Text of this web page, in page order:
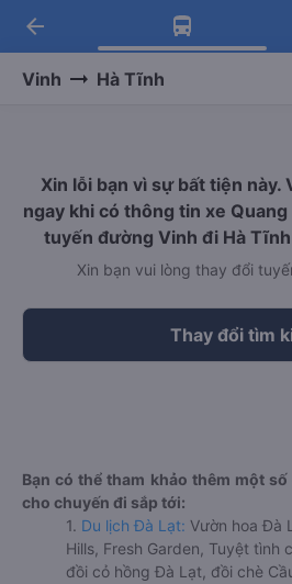
Tải app Vexere ngay!
Nhận ưu đãi thành viên
Tải app Vexere
-30k/ghế khi đặt vé
arrow_back
Vinh Hà Tĩnh
Xin lỗi bạn vì sự bất tiện này.
ngay khi có thông tin xe
tuyến đường Vinh đi Hà
Xin bạn vui lòng thay đổi
Thay đổi tìm
Bạn có thể tham khảo thêm một
cho chuyến đi sắp tới:
1. Du lịch Đà Lạt: Vườn hoa Đà
Hills, Fresh Garden, Tuyệt tình
đồi cỏ hồng Đà Lạt, đồi chè